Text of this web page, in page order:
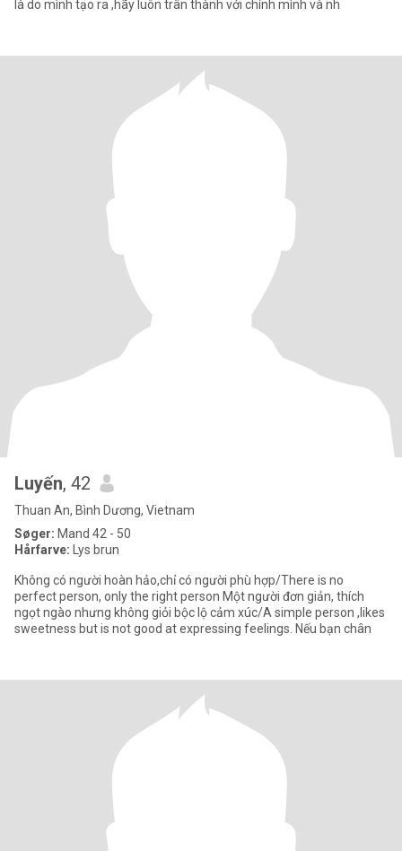
là do mình tạo ra ,hãy luôn trân thành với chính mình và nh
Luyến, 42
Thuan An, Bình Dương, Vietnam
Søger: Mand 42 - 50
Hårfarve: Lys brun
Không có người hoàn hảo,chỉ có người phù hợp/There is no
perfect person, only the right person Một người đơn giản, thích
ngọt ngào nhưng không giỏi bộc lộ cảm xúc/A simple person ,likes
sweetness but is not good at expressing feelings. Nếu bạn chân